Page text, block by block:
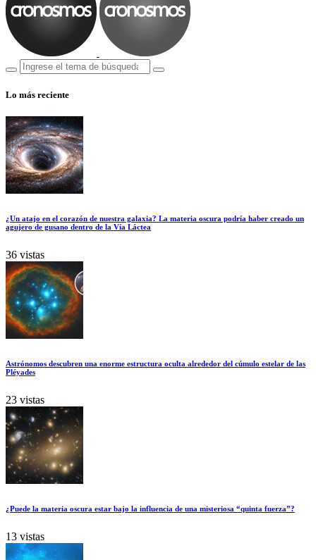
Lo más reciente
¿Un atajo en el corazón de nuestra galaxia? La materia oscura podría haber creado un
agujero de gusano dentro de la Vía Láctea
36 vistas
Astrónomos descubren una enorme estructura oculta alrededor del cúmulo estelar de las
Pléyades
23 vistas
¿Puede la materia oscura estar bajo la influencia de una misteriosa “quinta fuerza”?
13 vistas